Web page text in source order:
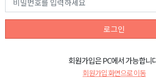
로그인
회원가입은 PC에서 가능합니
회원가입 화면으로 이동